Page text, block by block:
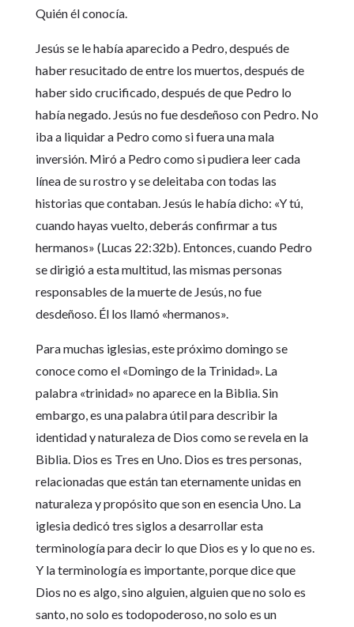
Quién él conocía.
Jesús se le había aparecido a Pedro, después de
haber resucitado de entre los muertos, después de
haber sido crucificado, después de que Pedro lo
había negado. Jesús no fue desdeñoso con Pedro. No
iba a liquidar a Pedro como si fuera una mala
inversión. Miró a Pedro como si pudiera leer cada
línea de su rostro y se deleitaba con todas las
historias que contaban. Jesús le había dicho: «Y tú,
cuando hayas vuelto, deberás confirmar a tus
hermanos» (Lucas 22:32b). Entonces, cuando Pedro
se dirigió a esta multitud, las mismas personas
responsables de la muerte de Jesús, no fue
desdeñoso. Él los llamó «hermanos».
Para muchas iglesias, este próximo domingo se
conoce como el «Domingo de la Trinidad». La
palabra «trinidad» no aparece en la Biblia. Sin
embargo, es una palabra útil para describir la
identidad y naturaleza de Dios como se revela en la
Biblia. Dios es Tres en Uno. Dios es tres personas,
relacionadas que están tan eternamente unidas en
naturaleza y propósito que son en esencia Uno. La
iglesia dedicó tres siglos a desarrollar esta
terminología para decir lo que Dios es y lo que no es.
Y la terminología es importante, porque dice que
Dios no es algo, sino alguien, alguien que no solo es
santo, no solo es todopoderoso, no solo es un